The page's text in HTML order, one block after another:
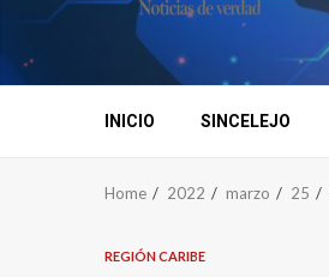
INICIO SINCELEJO
Home 2022 marzo 25
REGIÓN CARIBE